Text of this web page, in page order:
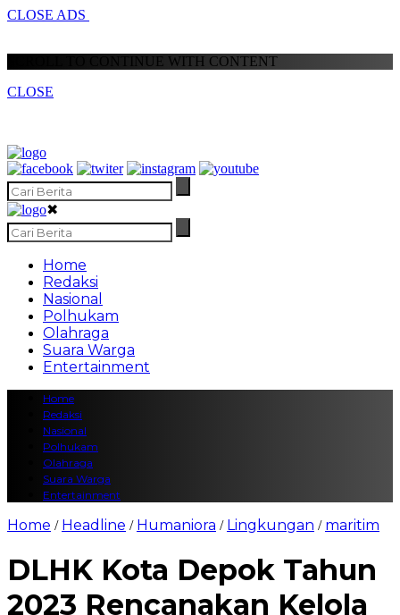
CLOSE ADS
SCROLL TO CONTINUE WITH CONTENT
CLOSE
✖
Home
Redaksi
Nasional
Polhukam
Olahraga
Suara Warga
Entertainment
Home
Redaksi
Nasional
Polhukam
Olahraga
Suara Warga
Entertainment
Home / Headline / Humaniora / Lingkungan / maritim
DLHK Kota Depok Tahun
2023 Rencanakan Kelola